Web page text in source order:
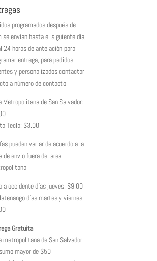
programados después de
se envían hasta el siguiente día,
24 horas de antelación para
entrega, para pedidos
y personalizados contactar
a número de contacto
Metropolitana de San Salvador:
Tecla: $3.00
pueden variar de acuerdo a la
de envio fuera del area
a occidente días jueves: $9.00
días martes y viernes:
Gratuita
metropolitana de San Salvador:
mayor de $50